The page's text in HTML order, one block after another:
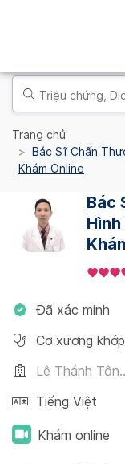
Trang chủ
Bác Sĩ Chấn
Khám Online
Bác
Đã xác minh
Cơ xương khớp
Lê Thánh
Tiếng Việt
Khám online